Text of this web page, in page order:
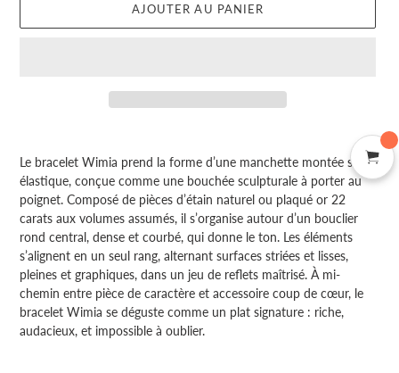
AJOUTER AU PANIER
produit
à
votre
panier
Le bracelet Wimia prend la forme d’une manchette montée sur
élastique, conçue comme une bouchée sculpturale à porter au
poignet. Composé de pièces d’étain naturel ou plaqué or 22
carats aux volumes assumés, il s’organise autour d’un bouclier
rond central, dense et courbé, qui donne le ton. Les éléments
s’alignent en un seul rang, alternant surfaces striées et lisses,
pleines et graphiques, dans un jeu de reflets maîtrisé. À mi-
chemin entre pièce de caractère et accessoire coup de cœur, le
bracelet Wimia se déguste comme un plat signature : riche,
audacieux, et impossible à oublier.